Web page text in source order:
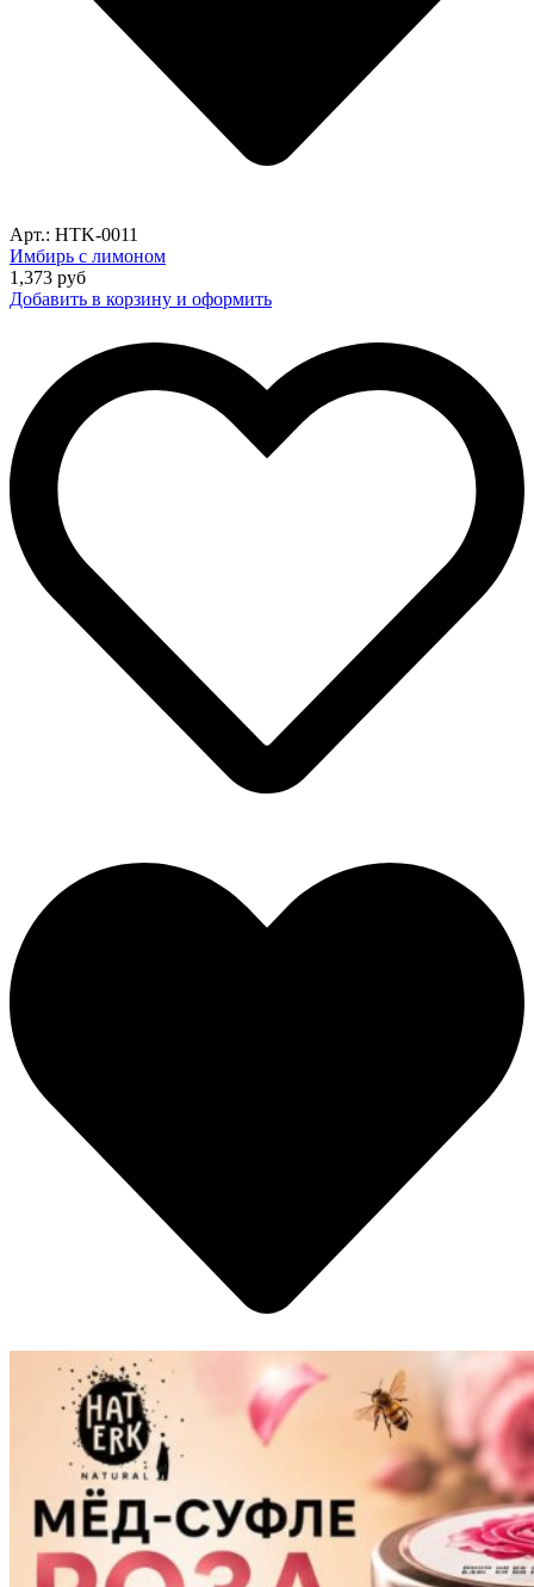
Арт.: HTK-0011
Имбирь с лимоном
1,373 руб
Добавить в корзину и оформить